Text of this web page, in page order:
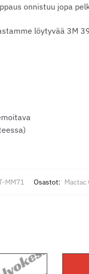
onnistuu jopa
löytyvää 3M
MM71 Osastot: Mactac